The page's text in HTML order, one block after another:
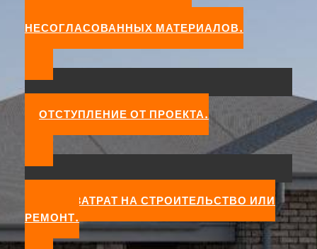
НЕСОГЛАСОВАННЫХ МАТЕРИАЛОВ.
ОТСТУПЛЕНИЕ ОТ ПРОЕКТА.
РОСТ ЗАТРАТ НА СТРОИТЕЛЬСТВО ИЛИ
РЕМОНТ.